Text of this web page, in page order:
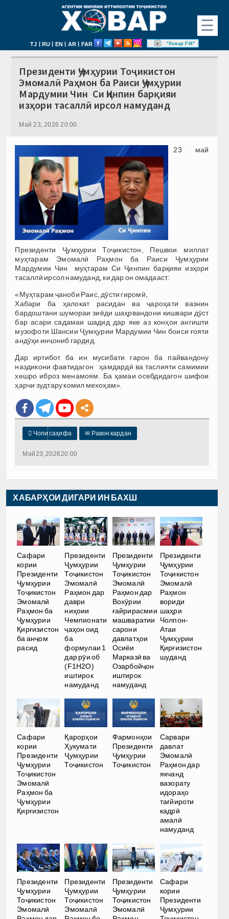
☰
TJ | RU | EN | AR | FAR "Ховар FM"
Президенти Ҷумҳурии Тоҷикистон
Эмомалӣ Раҳмон ба Раиси Ҷумҳурии
Мардумии Чин Си Ҷинпин барқияи
изҳори тасаллӣ ирсол намуданд
Май 23, 2026 20:00
23 май
Президенти Ҷумҳурии Тоҷикистон, Пешвои миллат
муҳтарам Эмомалӣ Раҳмон ба Раиси Ҷумҳурии
Мардумии Чин муҳтарам Си Ҷинпин барқияи изҳори
тасаллӣ ирсол намуданд, ки дар он омадааст:
«Муҳтарам ҷаноби Раис, дӯсти гиромӣ,
Хабари ба ҳалокат расидан ва ҷароҳати вазнин
бардоштани шумораи зиёди шаҳрвандони кишвари дӯст
бар асари садамаи шадид дар яке аз конҳои ангишти
музофоти Шансии Ҷумҳурии Мардумии Чин боиси ғояти
андӯҳи инҷониб гардид.
Дар иртибот ба ин мусибати гарон ба пайвандону
наздикони фавтидагон ҳамдардӣ ва таслияти самимии
хешро иброз менамоям. Ба ҳамаи осебдидагон шифои
ҳарчи зудтару комил мехоҳам».
 Чопи саҳифа ✉ Равон кардан
Май 23, 2026 20:00
ХАБАРҲОИ ДИГАРИ ИН БАХШ
Сафари
кории
Президенти
Ҷумҳурии
Тоҷикистон
Эмомалӣ
Раҳмон ба
Ҷумҳурии
Қирғизистон
ба анҷом
расид
Президенти
Ҷумҳурии
Тоҷикистон
Эмомалӣ
Раҳмон дар
даври
ниҳоии
Чемпионати
ҷаҳон оид
ба
формулаи 1
дар рӯи об
(F1H2O)
иштирок
намуданд
Президенти
Ҷумҳурии
Тоҷикистон
Эмомалӣ
Раҳмон дар
Вохӯрии
ғайрирасмии
машваратии
сарони
давлатҳои
Осиёи
Марказӣ ва
Озарбойҷон
иштирок
намуданд
Президенти
Ҷумҳурии
Тоҷикистон
Эмомалӣ
Раҳмон
вориди
шаҳри
Чолпон-
Атаи
Ҷумҳурии
Қирғизистон
шуданд
Сафари
кории
Президенти
Ҷумҳурии
Тоҷикистон
Эмомалӣ
Раҳмон ба
Ҷумҳурии
Қирғизистон
Қарорҳои
Ҳукумати
Ҷумҳурии
Тоҷикистон
Фармонҳои
Президенти
Ҷумҳурии
Тоҷикистон
Сарвари
давлат
Эмомалӣ
Раҳмон дар
якчанд
вазорату
идораҳо
тағйироти
кадрӣ
амалӣ
намуданд
Президенти
Ҷумҳурии
Тоҷикистон
Эмомалӣ
Президенти
Ҷумҳурии
Тоҷикистон
Эмомалӣ
Президенти
Ҷумҳурии
Тоҷикистон
Эмомалӣ
Сафари
кории
Президенти
Ҷумҳурии